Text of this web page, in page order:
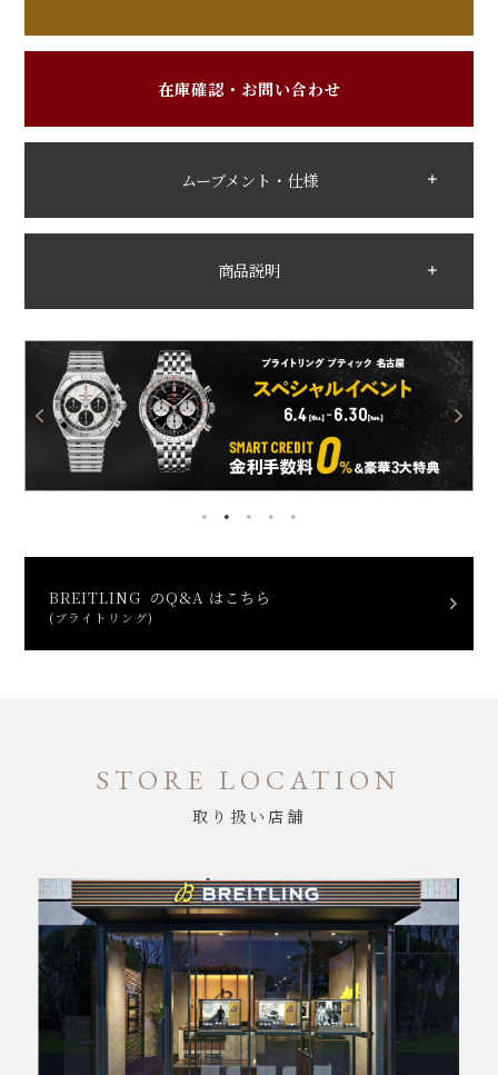
在庫確認・お問い合わせ
ムーブメント・仕様
商品説明
BREITLING のQ&A はこちら
(ブライトリング)
STORE LOCATION
取り扱い店舗